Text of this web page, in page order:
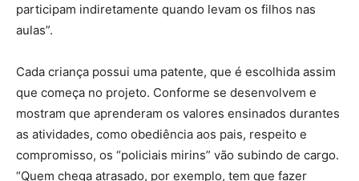
participam indiretamente quando levam os filhos nas
aulas”.
Cada criança possui uma patente, que é escolhida assim
que começa no projeto. Conforme se desenvolvem e
mostram que aprenderam os valores ensinados durantes
as atividades, como obediência aos pais, respeito e
compromisso, os “policiais mirins” vão subindo de cargo.
“Quem chega atrasado, por exemplo, tem que fazer